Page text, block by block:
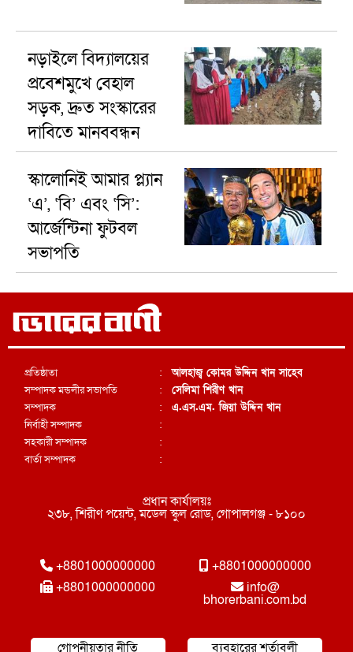
নড়াইলে বিদ্যালয়ের
প্রবেশমুখে বেহাল
সড়ক, দ্রুত সংস্কারের
দাবিতে মানববন্ধন
স্কালোনিই আমার প্ল্যান
‘এ’, ‘বি’ এবং ‘সি’:
আর্জেন্টিনা ফুটবল
সভাপতি
প্রতিষ্ঠাতা
সম্পাদক মন্ডলীর সভাপতি
সম্পাদক
নির্বাহী সম্পাদক
সহকারী সম্পাদক
বার্তা সম্পাদক
:
:
:
:
:
:
আলহাজ্ব কোমর উদ্দিন খান সাহেব
সেলিমা শিরীণ খান
এ.এস.এম. জিয়া উদ্দিন খান
প্রধান কার্যালয়ঃ
২৩৮, শিরীণ পয়েন্ট, মডেল স্কুল রোড, গোপালগঞ্জ - ৮১০০
+8801000000000
+8801000000000
+8801000000000
info@
bhorerbani.com.bd
গোপনীয়তার নীতি ব্যবহারের শর্তাবলী